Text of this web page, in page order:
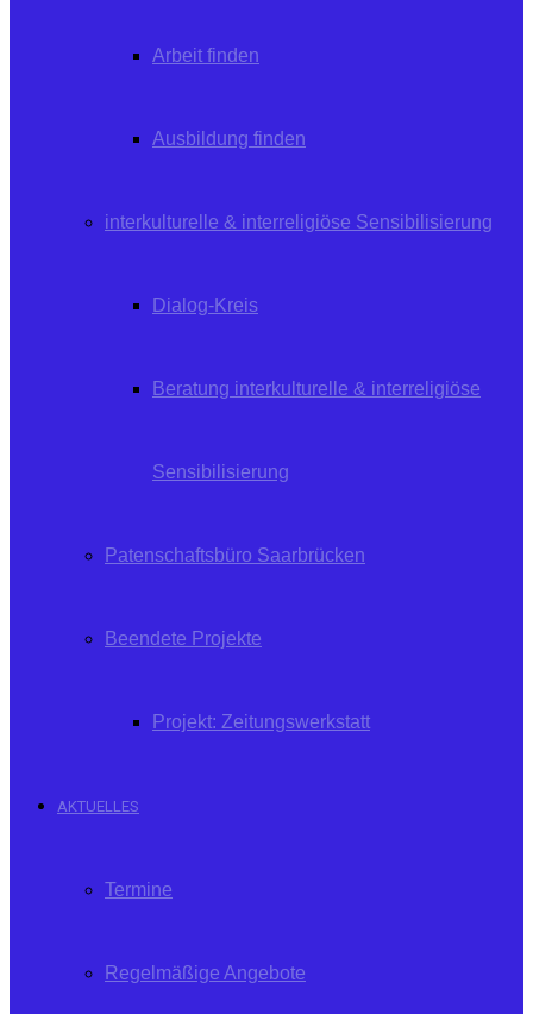
Arbeit finden
Ausbildung finden
interkulturelle & interreligiöse Sensibilisierung
Dialog-Kreis
Beratung interkulturelle & interreligiöse
Sensibilisierung
Patenschaftsbüro Saarbrücken
Beendete Projekte
Projekt: Zeitungswerkstatt
AKTUELLES
Termine
Regelmäßige Angebote